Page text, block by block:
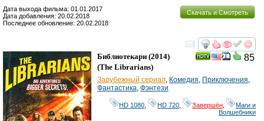
Скачать и Смотреть
Дата выхода фильма: 01.01.2017
Дата добавления: 20.02.2018
Последнее обновление: 20.02.2018
смотреть
85
Библиотекари (2014)
(The Librarians)
Зарубежный сериал, Комедия, Приключения,
Фантастика, Фэнтези
HD 1080, HD 720, Завершён,
Маги и
Волшебники